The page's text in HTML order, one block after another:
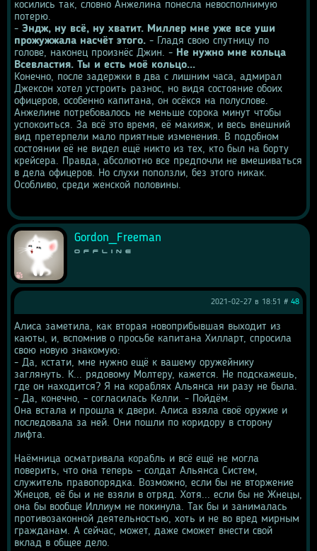
косились так, словно Анжелина понесла невосполнимую
потерю.
- Эндж, ну всё, ну хватит. Миллер мне уже все уши
прожужжала насчёт этого. - Гладя свою спутницу по
голове, наконец произнёс Джин. - Не нужно мне кольца
Всевластия. Ты и есть моё кольцо...
Конечно, после задержки в два с лишним часа, адмирал
Джексон хотел устроить разнос, но видя состояние обоих
офицеров, особенно капитана, он осёкся на полуслове.
Анжелине потребовалось не меньше сорока минут чтобы
успокоиться. За всё это время, её макияж, и весь внешний
вид претерпели мало приятные изменения. В подобном
состоянии её не видел ещё никто из тех, кто был на борту
крейсера. Правда, абсолютно все предпочли не вмешиваться
в дела офицеров. Но слухи поползли, без этого никак.
Особливо, среди женской половины.
Gordon_Freeman
Offline
2021-02-27 в 18:51 # 48
Алиса заметила, как вторая новоприбывшая выходит из
каюты, и, вспомнив о просьбе капитана Хилларт, спросила
свою новую знакомую:
- Да, кстати, мне нужно ещё к вашему оружейнику
заглянуть. К... рядовому Молтеру, кажется. Не подскажешь,
где он находится? Я на кораблях Альянса ни разу не была.
- Да, конечно, - согласилась Келли. - Пойдём.
Она встала и прошла к двери. Алиса взяла своё оружие и
последовала за ней. Они пошли по коридору в сторону
лифта.
Наёмница осматривала корабль и всё ещё не могла
поверить, что она теперь - солдат Альянса Систем,
служитель правопорядка. Возможно, если бы не вторжение
Жнецов, её бы и не взяли в отряд. Хотя... если бы не Жнецы,
она бы вообще Иллиум не покинула. Так бы и занималась
противозаконной деятельностью, хоть и не во вред мирным
гражданам. А сейчас, может, даже сможет внести свой
вклад в общее дело.